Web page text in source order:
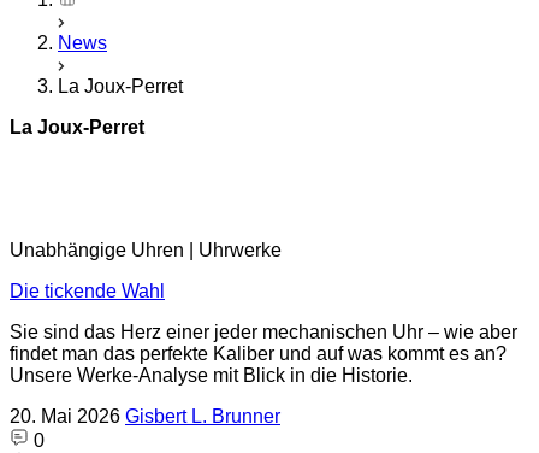
News
La Joux-Perret
La Joux-Perret
Unabhängige Uhren | Uhrwerke
Die tickende Wahl
Sie sind das Herz einer jeder mechanischen Uhr – wie aber
findet man das perfekte Kaliber und auf was kommt es an?
Unsere Werke-Analyse mit Blick in die Historie.
20. Mai 2026 Gisbert L. Brunner
0